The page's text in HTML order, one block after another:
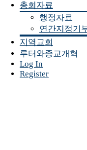
총회자료
행정자료
연간지정기
지역교회
루터와종교개혁
Log In
Register